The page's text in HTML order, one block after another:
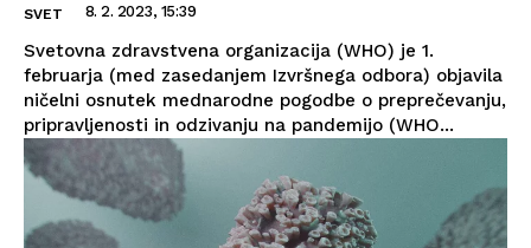
SVET 8. 2. 2023, 15:39
Svetovna zdravstvena organizacija (WHO) je 1.
februarja (med zasedanjem Izvršnega odbora) objavila
ničelni osnutek mednarodne pogodbe o preprečevanju,
pripravljenosti in odzivanju na pandemijo (WHO...